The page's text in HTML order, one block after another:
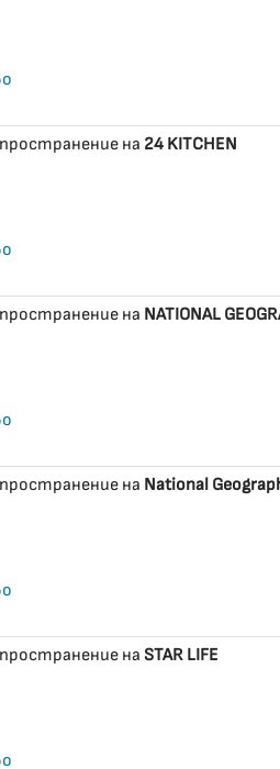
на 24 KITCHEN
на NATIONAL
на National
наSTAR LIFE